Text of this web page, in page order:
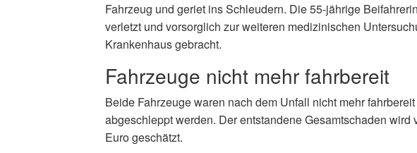
Fahrzeug und geriet ins Schleudern. Die 55-jährige
verletzt und vorsorglich zur weiteren medizinischen
Krankenhaus gebracht.
Fahrzeuge nicht mehr fahrbereit
Beide Fahrzeuge waren nach dem Unfall nicht mehr
abgeschleppt werden. Der entstandene Gesamtschaden wird
Euro geschätzt.